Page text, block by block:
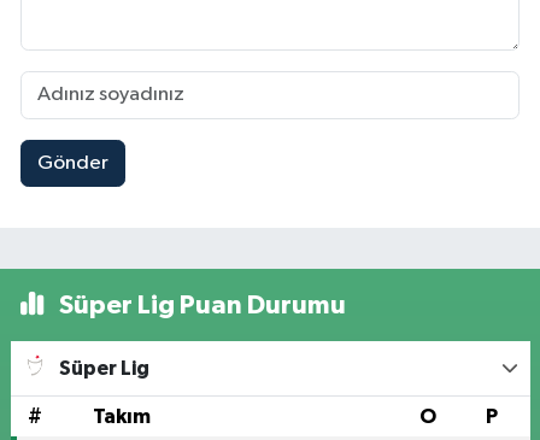
Gönder
Süper Lig Puan Durumu
Süper Lig
# Takım O P